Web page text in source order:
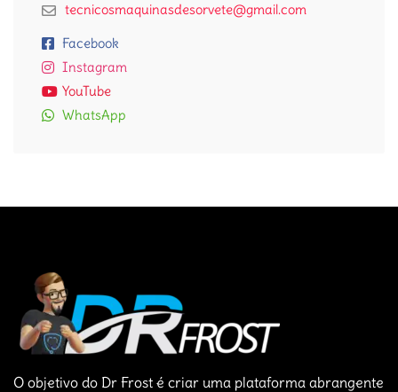
tecnicosmaquinasdesorvete@gmail.com
Facebook
Instagram
YouTube
WhatsApp
O objetivo do Dr Frost é criar uma plataforma abrangente